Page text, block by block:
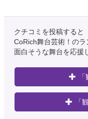
クチコミを投稿すると
CoRich舞台芸術！のラ
面白そうな舞台を応援
「